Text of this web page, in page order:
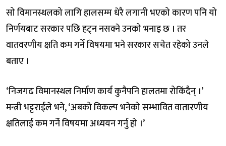
सो विमानस्थलको लागि हालसम्म धेरै लगानी भएको कारण पनि यो
निर्णयबाट सरकार पछि हट्न नसक्ने उनको भनाइ छ । तर
वातवरणीय क्षति कम गर्ने विषयमा भने सरकार सचेत रहेको उनले
बताए ।
‘निजगढ विमानस्थल निर्माण कार्य कुनैपनि हालतमा रोकिंदैन् ।’
मन्त्री भट्टराईले भने, ‘अबको विकल्प भनेको सम्भावित वातारणीय
क्षतिलाई कम गर्ने विषयमा अध्ययन गर्नु हो ।’